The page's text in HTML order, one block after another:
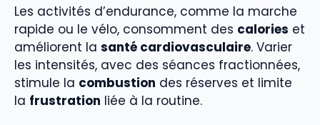
Les activités d’endurance, comme la marche
rapide ou le vélo, consomment des calories et
améliorent la santé cardiovasculaire. Varier
les intensités, avec des séances fractionnées,
stimule la combustion des réserves et limite
la frustration liée à la routine.